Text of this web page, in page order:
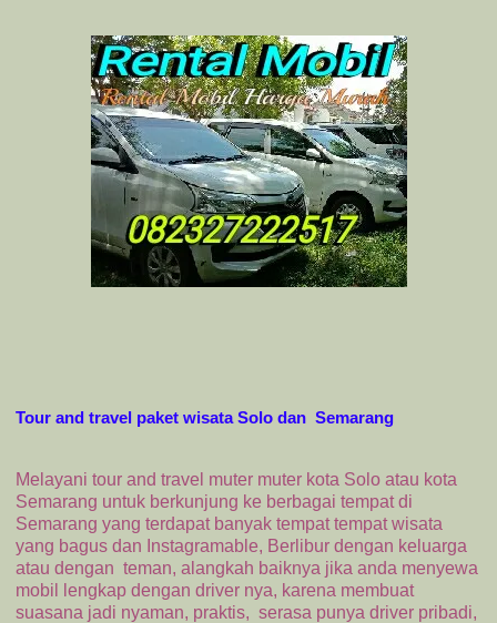
Tour and travel paket wisata Solo dan Semarang
Melayani tour and travel muter muter kota Solo atau kota
Semarang untuk berkunjung ke berbagai tempat di
Semarang yang terdapat banyak tempat tempat wisata
yang bagus dan Instagramable, Berlibur dengan keluarga
atau dengan teman, alangkah baiknya jika anda menyewa
mobil lengkap dengan driver nya, karena membuat
suasana jadi nyaman, praktis, serasa punya driver pribadi,